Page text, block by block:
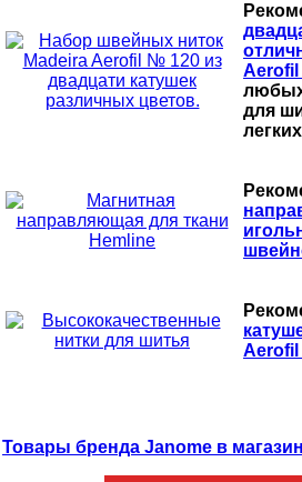
для
Товары бренда Janome в